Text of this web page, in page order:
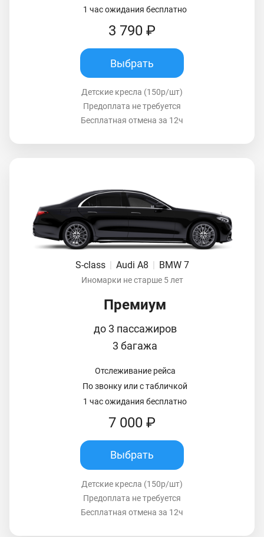
1 час ожидания бесплатно
3 790 ₽
Выбрать
Детские кресла (150р/шт)
Предоплата не требуется
Бесплатная отмена за 12ч
S-class | Audi A8 | BMW 7
Иномарки не старше 5 лет
Премиум
до 3 пассажиров
3 багажа
Отслеживание рейса
По звонку или с табличкой
1 час ожидания бесплатно
7 000 ₽
Выбрать
Детские кресла (150р/шт)
Предоплата не требуется
Бесплатная отмена за 12ч